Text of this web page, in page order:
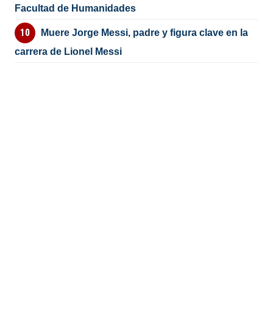
Facultad de Humanidades
Muere Jorge Messi, padre y figura clave en la
carrera de Lionel Messi